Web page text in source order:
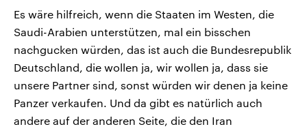
Es wäre hilfreich, wenn die Staaten im Westen, die
Saudi-Arabien unterstützen, mal ein bisschen
nachgucken würden, das ist auch die Bundesrepublik
Deutschland, die wollen ja, wir wollen ja, dass sie
unsere Partner sind, sonst würden wir denen ja keine
Panzer verkaufen. Und da gibt es natürlich auch
andere auf der anderen Seite, die den Iran